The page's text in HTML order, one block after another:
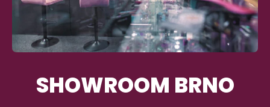
SHOWROOM BRNO